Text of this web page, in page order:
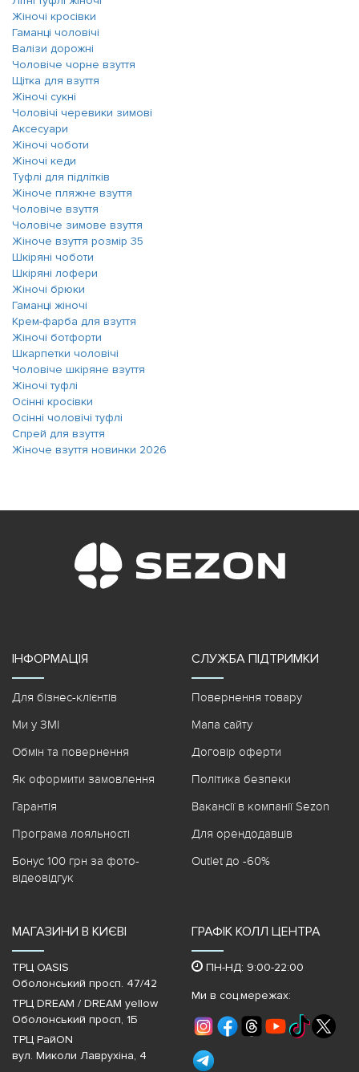
Жіночі кросівки
Гаманці чоловічі
Валізи дорожні
Чоловіче чорне взуття
Щітка для взуття
Жіночі сукні
Чоловічі черевики зимові
Аксесуари
Жіночі чоботи
Жіночі кеди
Туфлі для підлітків
Жіноче пляжне взуття
Чоловіче взуття
Чоловіче зимове взуття
Жіноче взуття розмір 35
Шкіряні чоботи
Шкіряні лофери
Жіночі брюки
Гаманці жіночі
Крем-фарба для взуття
Жіночі ботфорти
Шкарпетки чоловічі
Чоловіче шкіряне взуття
Жіночі туфлі
Осінні кросівки
Осінні чоловічі туфлі
Спрей для взуття
Жіноче взуття новинки 2026
ІНФОРМАЦІЯ
Для бізнес-клієнтів
Ми у ЗМІ
Обмін та повернення
Як оформити замовлення
Гарантія
Програма лояльності
Бонус 100 грн за фото-
відеовідгук
СЛУЖБА ПІДТРИМКИ
Повернення товару
Мапа сайту
Договір оферти
Політика безпеки
Вакансії в компанії Sezon
Для орендодавців
Outlet до -60%
МАГАЗИНИ В КИЄВІ
ТРЦ OASIS
Оболонський просп. 47/42
ТРЦ DREAM / DREAM yellow
Оболонський просп, 1Б
ТРЦ РайON
вул. Миколи Лаврухіна, 4
ГРАФІК КОЛЛ ЦЕНТРА
ПН-НД: 9:00-22:00
Ми в соц.мережах: